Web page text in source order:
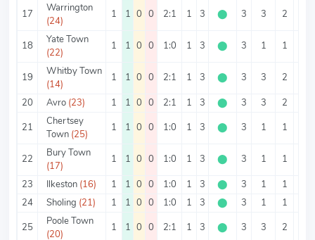
17
Warrington
(24)
1 1 0 0 2:1 1 3 ⬤ 3 3 2
18
Yate Town
(22)
1 1 0 0 1:0 1 3 ⬤ 3 1 1
19
Whitby Town
(14)
1 1 0 0 2:1 1 3 ⬤ 3 3 2
20
Avro (23) 1 1 0 0 2:1 1 3 ⬤ 3 3 2
21
Chertsey
Town (25)
1 1 0 0 1:0 1 3 ⬤ 3 1 1
22
Bury Town
(17)
1 1 0 0 1:0 1 3 ⬤ 3 1 1
23
Ilkeston (16) 1 1 0 0 1:0 1 3 ⬤ 3 1 1
24
Sholing (21) 1 1 0 0 1:0 1 3 ⬤ 3 1 1
25
Poole Town
(20)
1 1 0 0 2:1 1 3 ⬤ 3 3 2